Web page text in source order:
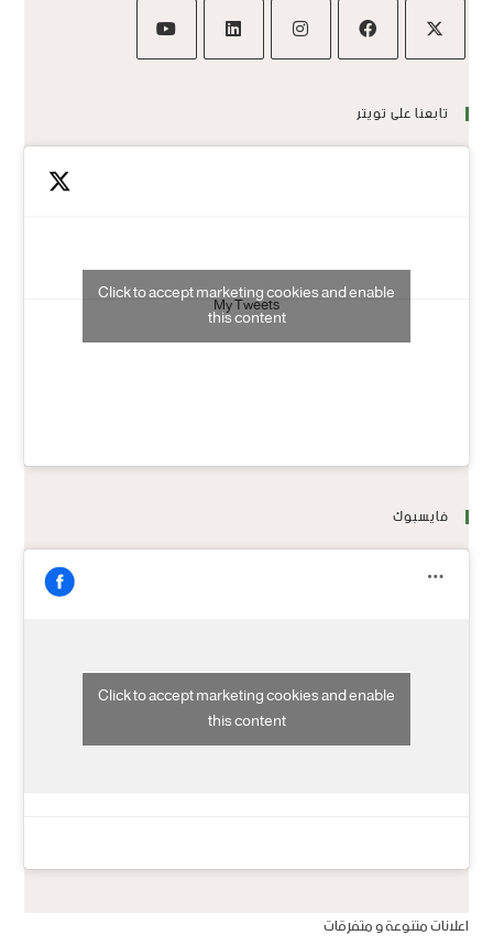
تابعنا على تويتر
My Tweets
Click to accept marketing cookies and enable
this content
فايسبوك
Click to accept marketing cookies and enable
this content
اعلانات متنوعة و متفرقات